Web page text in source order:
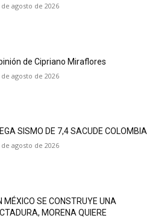
de agosto de 2026
de Cipriano Miraflores
de agosto de 2026
SISMO DE 7,4 SACUDE COLOMBIA
de agosto de 2026
MÉXICO SE CONSTRUYE UNA
MORENA QUIERE